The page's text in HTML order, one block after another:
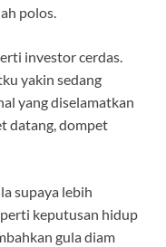
polos.
investor cerdas.
yakin sedang
yang diselamatkan
datang, dompet
supaya lebih
keputusan hidup
gula diam